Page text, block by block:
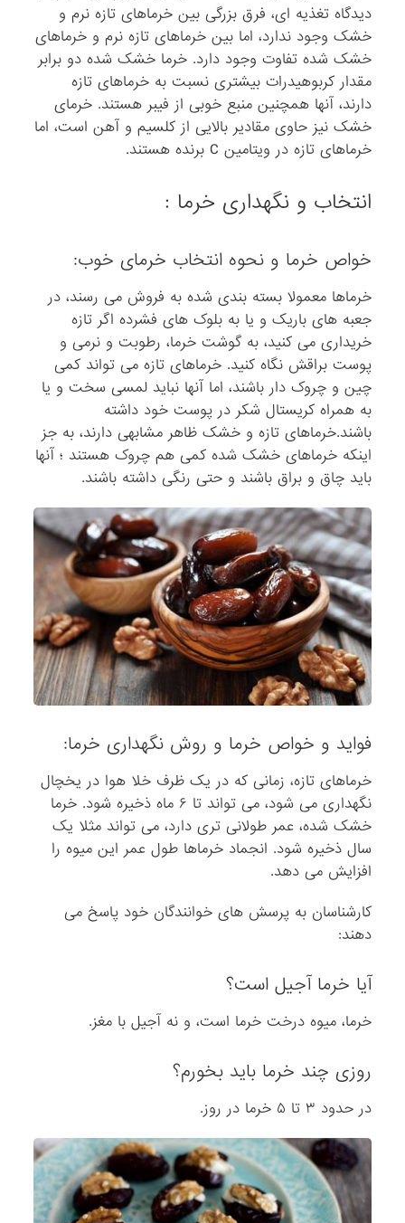
دیدگاه تغذیه ای، فرق بزرگی بین خرماهای تازه نرم و
خشک وجود ندارد، اما بین خرماهای تازه نرم و خرماهای
خشک شده تفاوت وجود دارد. خرما خشک شده دو برابر
مقدار کربوهیدرات بیشتری نسبت به خرماهای تازه
دارند، آنها همچنین منبع خوبی از فیبر هستند. خرمای
خشک نیز حاوی مقادیر بالایی از کلسیم و آهن است، اما
خرماهای تازه در ویتامین C برنده هستند.
انتخاب و نگهداری خرما :
خواص خرما و نحوه انتخاب خرمای خوب:
خرماها معمولا بسته بندی شده به فروش می رسند، در
جعبه های باریک و یا به بلوک های فشرده اگر تازه
خریداری می کنید، به گوشت خرما، رطوبت و نرمی و
پوست براقش نگاه کنید. خرماهای تازه می تواند کمی
چین و چروک دار باشند، اما آنها نباید لمسی سخت و یا
به همراه کریستال شکر در پوست خود داشته
باشند.خرماهای تازه و خشک ظاهر مشابهی دارند، به جز
اینکه خرماهای خشک شده کمی هم چروک هستند ؛ آنها
باید چاق و براق باشند و حتی رنگی داشته باشند.
فواید و خواص خرما و روش نگهداری خرما:
خرماهای تازه، زمانی که در یک ظرف خلا هوا در یخچال
نگهداری می شود، می تواند تا ۶ ماه ذخیره شود. خرما
خشک شده، عمر طولانی تری دارد، می تواند مثلا یک
سال ذخیره شود. انجماد خرماها طول عمر این میوه را
افزایش می دهد.
کارشناسان به پرسش های خوانندگان خود پاسخ می
دهند:
آیا خرما آجیل است؟
خرما، میوه درخت خرما است، و نه آجیل با مغز.
روزی چند خرما باید بخورم؟
در حدود ۳ تا ۵ خرما در روز.